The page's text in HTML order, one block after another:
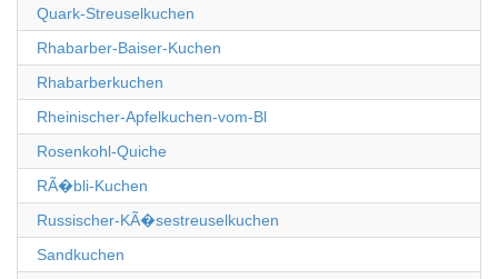
Quark-Streuselkuchen
Rhabarber-Baiser-Kuchen
Rhabarberkuchen
Rheinischer-Apfelkuchen-vom-Bl
Rosenkohl-Quiche
RÃ�bli-Kuchen
Russischer-KÃ�sestreuselkuchen
Sandkuchen